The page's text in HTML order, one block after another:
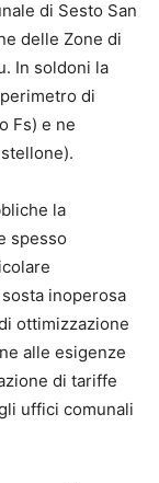
di Sesto San
delle Zone di
In soldoni la
di
Fs) e ne
la
spesso
inoperosa
ottimizzazione
alle esigenze
di tariffe
uffici comunali